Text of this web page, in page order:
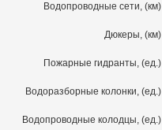
Водопроводные сети, (км)
Дюкеры, (км)
Пожарные гидранты, (ед.)
Водоразборные колонки, (ед.)
Водопроводные колодцы, (ед.)